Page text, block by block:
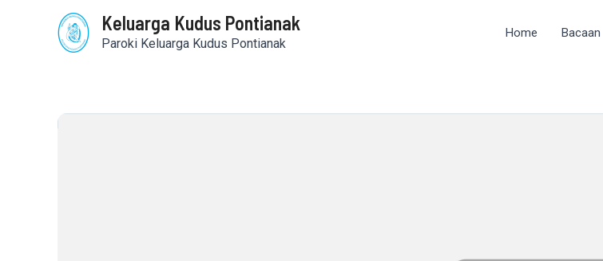
Keluarga Kudus Pontianak
Paroki Keluarga Kudus Pontianak
Home Bacaan